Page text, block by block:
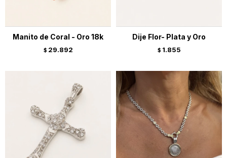
Manito de Coral - Oro 18k
$ 29.892
Dije Flor- Plata y Oro
$ 1.855